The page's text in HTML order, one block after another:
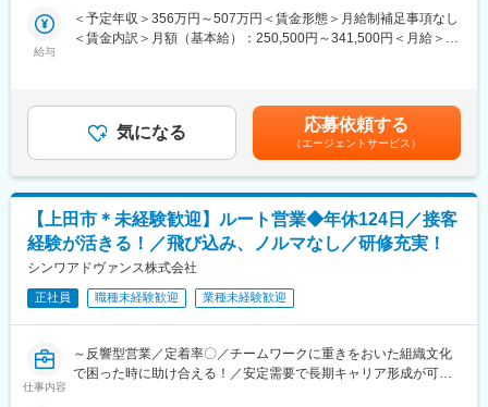
す。
こちらの試験取得に関しては、会社としてのバックアップ体制を
全国の各店舗で20代～30代のスタッフが多数活躍しています。女
性の責任者も多く、子育て中の方もプライベートを両立できる制
度を利用して自身の生活に合わせた働き方を実現しています（弊
社での正社員履歴がある場合には、育休後の時短勤務が可能）
産休、育休から復職した社員は子供が小学校4年生まで時短勤務
OK！などライフスタイルに変化があっても働き続けることができ
る環境です。
変更の範囲：会社の定める業務
・店舗接客
・携帯電話販売
・イベント企画・演出
■キャリアパスの事例
担当→ショップ店長→エリアマネージャーのキャリアがございま
進、販促、人事のほか、千葉幕張の本部へ異動し、販売戦略や事
業運営などにステップアップするキャリアもあります。
担当からショップ店長への登用は、携帯経験者であれば最短半年
携帯販売経験なく、店長マネジメント経験者であれば、最短1年で
の登用事例があります。
ト経験があれば、最短1年での登用事例があります。
386-1 勤務地最寄駅：村山駅受動喫煙対策：その他（店舗事業所
敷地内禁煙、就業時間内禁煙）変更の範囲：会社の定める事業所
給与
＜予定年収＞356万円～507万円＜賃金形態＞月給制補足事項なし
＜賃金内訳＞月額（基本給）：250,500円～341,500円＜月給＞
月）■賞与：年3回（5月・7月・12月）※5月支給分は業績により変
動あり賃金はあくまでも目安の金額であり、選考を通じて上下す
る可能性があります。月給(月額)は固定手当を含めた表記です。
気になる 応募依頼する
（エージェントサービス）
【上田市＊未経験歓迎】ルート営業◆年休124日／接客
経験が活きる！／飛び込み、ノルマなし／研修充実！
シンワアドヴァンス株式会社
正社員 職種未経験歓迎 業種未経験歓迎
仕事内容
～反響型営業／定着率〇／チームワークに重きをおいた組織文化
で困った時に助け合える！／安定需要で長期キャリア形成が可能